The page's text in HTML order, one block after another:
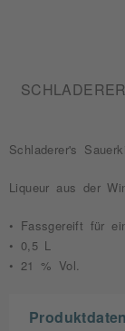
Schladerer's
Liqueur aus der
• Fassgereift für
• 0,5 L
• 21 % Vol.